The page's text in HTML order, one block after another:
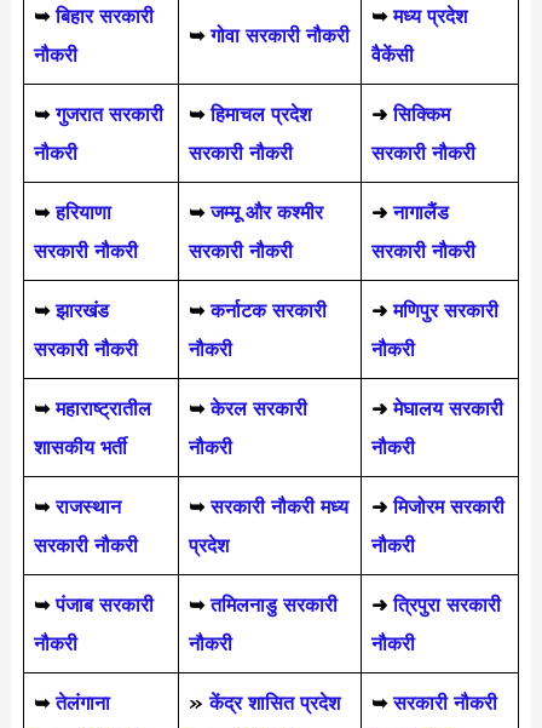
➥बिहार सरकारी
नौकरी
➥गोवा सरकारी नौकरी
➥ मध्य प्रदेश
वैकेंसी
➥ गुजरात सरकारी
नौकरी
➥हिमाचल प्रदेश
सरकारी नौकरी
➜ सिक्किम
सरकारी नौकरी
➥हरियाणा
सरकारी नौकरी
➥जम्मू और कश्मीर
सरकारी नौकरी
➜ नागालैंड
सरकारी नौकरी
➥ झारखंड
सरकारी नौकरी
➥ कर्नाटक सरकारी
नौकरी
➜ मणिपुर सरकारी
नौकरी
➥ महाराष्ट्रातील
शासकीय भर्ती
➥ केरल सरकारी
नौकरी
➜ मेघालय सरकारी
नौकरी
➥ राजस्थान
सरकारी नौकरी
➥सरकारी नौकरी मध्य
प्रदेश
➜मिजोरम सरकारी
नौकरी
➥ पंजाब सरकारी
नौकरी
➥ तमिलनाडु सरकारी
नौकरी
➜ त्रिपुरा सरकारी
नौकरी
➥तेलंगाना
»केंद्र शासित प्रदेश
➥ सरकारी नौकरी